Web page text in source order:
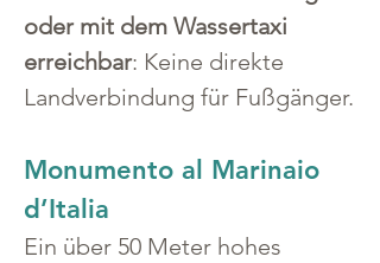
oder mit dem Wassertaxi
erreichbar: Keine direkte
Landverbindung für Fußgänger.
Monumento al Marinaio
d’Italia
Ein über 50 Meter hohes